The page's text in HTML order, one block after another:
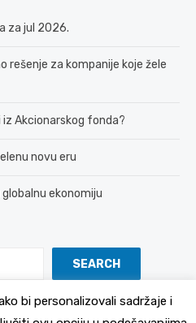
za jul 2026.
rešenje za kompanije koje žele
iz Akcionarskog fonda?
novu eru
ekonomiju
SEARCH
bi personalizovali sadržaje i